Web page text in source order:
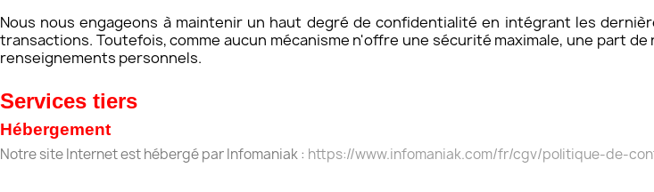
Nous nous engageons à maintenir un haut degré de confidentialité en intégrant les
transactions. Toutefois, comme aucun mécanisme n'offre une sécurité maximale, une part
renseignements personnels.
Services tiers
Hébergement
Notre site Internet est hébergé par Infomaniak : https://www.infomaniak.com/fr/cgv/politique-de-